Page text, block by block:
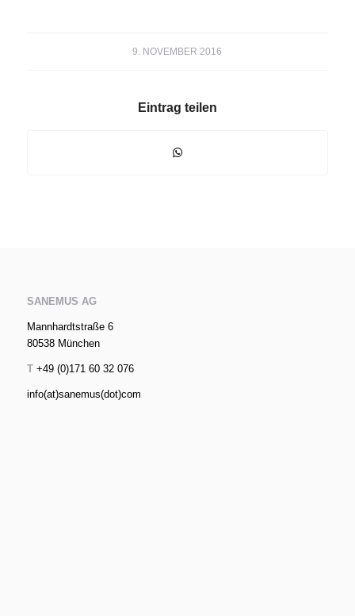
9. NOVEMBER 2016
Eintrag teilen
SANEMUS AG
Mannhardtstraße 6
80538 München
T+49 (0)171 60 32 076
info(at)sanemus(dot)com